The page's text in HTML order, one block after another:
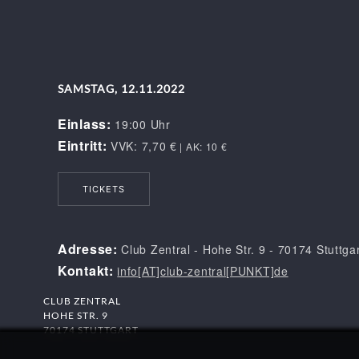
SAMSTAG, 12.11.2022
Einlass: 19:00 Uhr
Eintritt: VVK: 7,70 € | AK: 10 €
TICKETS
Adresse: Club Zentral - Hohe Str. 9 - 70174
Kontakt: info[AT]club-zentral[PUNKT]de
CLUB ZENTRAL
HOHE STR. 9
70174 STUTTGART